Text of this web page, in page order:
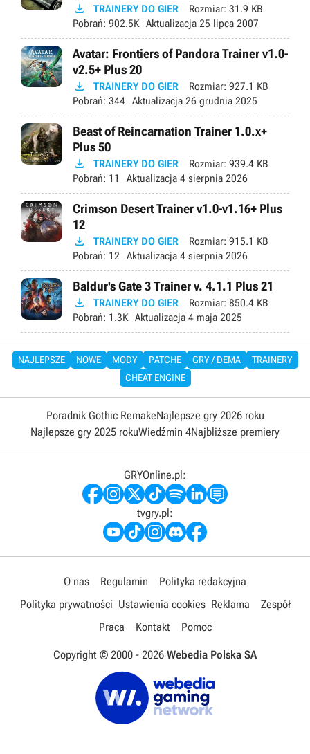
 TRAINERY DO GIER Rozmiar: 31.9 KB
Pobrań: 902.5K Aktualizacja 25 lipca 2007
Avatar: Frontiers of Pandora Trainer v1.0-
v2.5+ Plus 20
 TRAINERY DO GIER Rozmiar: 927.1 KB
Pobrań: 344 Aktualizacja 26 grudnia 2025
Beast of Reincarnation Trainer 1.0.x+
Plus 50
 TRAINERY DO GIER Rozmiar: 939.4 KB
Pobrań: 11 Aktualizacja 4 sierpnia 2026
Crimson Desert Trainer v1.0-v1.16+ Plus
12
 TRAINERY DO GIER Rozmiar: 915.1 KB
Pobrań: 12 Aktualizacja 4 sierpnia 2026
Baldur's Gate 3 Trainer v. 4.1.1 Plus 21
 TRAINERY DO GIER Rozmiar: 850.4 KB
Pobrań: 1.3K Aktualizacja 4 maja 2025
NAJLEPSZE NOWE MODY PATCHE GRY / DEMA
TRAINERY
CHEAT ENGINE
Poradnik Gothic RemakeNajlepsze gry 2026 roku
Najlepsze gry 2025 rokuWiedźmin 4Najbliższe premiery
GRYOnline.pl:
tvgry.pl:
O nas Regulamin
Polityka redakcyjna
Polityka prywatności Ustawienia cookies Reklama
Zespół
Praca
Kontakt Pomoc
Copyright © 2000 - 2026 Webedia Polska SA